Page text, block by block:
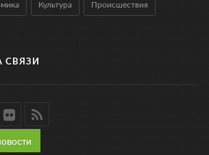
Культура Происшествия
СВЯЗИ